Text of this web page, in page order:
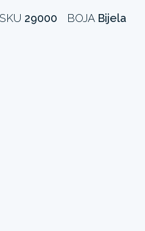
SKU 29000 BOJA Bijela